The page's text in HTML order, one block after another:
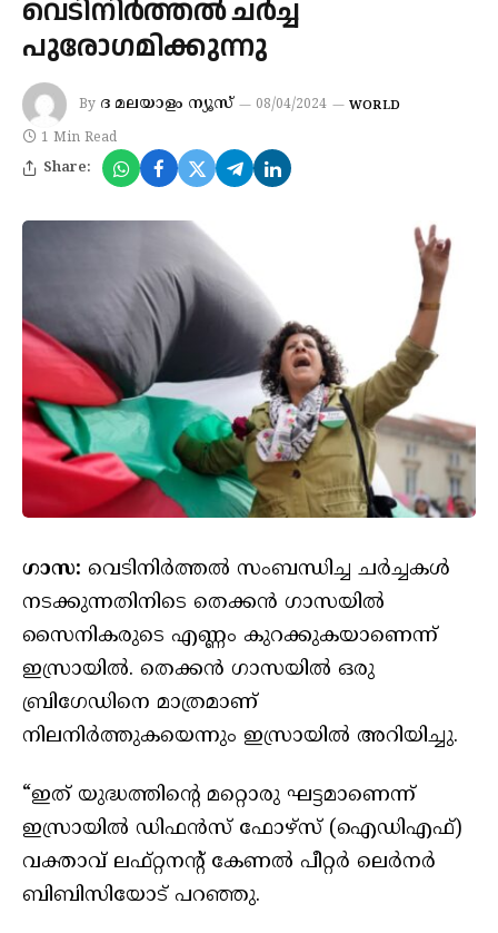
വെടിനിർത്തൽ ചർച്ച
പുരോഗമിക്കുന്നു
By ദ മലയാളം ന്യൂസ് 08/04/2024 WORLD
1 Min Read
Share:
ഗാസ: വെടിനിർത്തൽ സംബന്ധിച്ച ചർച്ചകൾ
നടക്കുന്നതിനിടെ തെക്കൻ ഗാസയിൽ
സൈനികരുടെ എണ്ണം കുറക്കുകയാണെന്ന്
ഇസ്രായിൽ. തെക്കൻ ഗാസയിൽ ഒരു
ബ്രിഗേഡിനെ മാത്രമാണ്
നിലനിർത്തുകയെന്നും ഇസ്രായിൽ അറിയിച്ചു.
“ഇത് യുദ്ധത്തിന്റെ മറ്റൊരു ഘട്ടമാണെന്ന്
ഇസ്രായിൽ ഡിഫൻസ് ഫോഴ്‌സ് (ഐഡിഎഫ്)
വക്താവ് ലഫ്റ്റനന്റ് കേണൽ പീറ്റർ ലെർനർ
ബിബിസിയോട് പറഞ്ഞു.